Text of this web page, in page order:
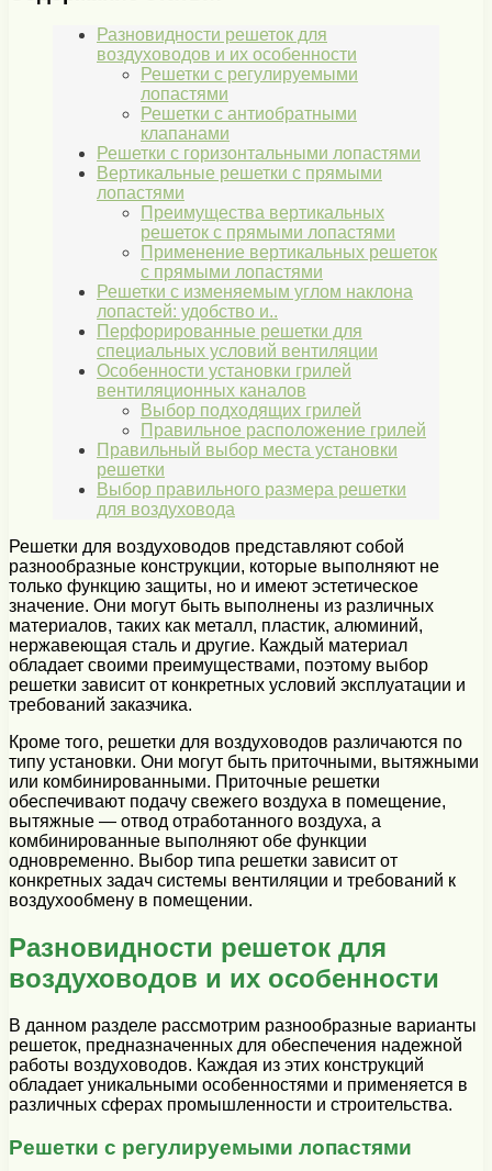
Разновидности решеток для
воздуховодов и их особенности
Решетки с регулируемыми
лопастями
Решетки с антиобратными
клапанами
Решетки с горизонтальными лопастями
Вертикальные решетки с прямыми
лопастями
Преимущества вертикальных
решеток с прямыми лопастями
Применение вертикальных решеток
с прямыми лопастями
Решетки с изменяемым углом наклона
лопастей: удобство и..
Перфорированные решетки для
специальных условий вентиляции
Особенности установки грилей
вентиляционных каналов
Выбор подходящих грилей
Правильное расположение грилей
Правильный выбор места установки
решетки
Выбор правильного размера решетки
для воздуховода
Решетки для воздуховодов представляют собой
разнообразные конструкции, которые выполняют не
только функцию защиты, но и имеют эстетическое
значение. Они могут быть выполнены из различных
материалов, таких как металл, пластик, алюминий,
нержавеющая сталь и другие. Каждый материал
обладает своими преимуществами, поэтому выбор
решетки зависит от конкретных условий эксплуатации и
требований заказчика.
Кроме того, решетки для воздуховодов различаются по
типу установки. Они могут быть приточными, вытяжными
или комбинированными. Приточные решетки
обеспечивают подачу свежего воздуха в помещение,
вытяжные — отвод отработанного воздуха, а
комбинированные выполняют обе функции
одновременно. Выбор типа решетки зависит от
конкретных задач системы вентиляции и требований к
воздухообмену в помещении.
Разновидности решеток для
воздуховодов и их особенности
В данном разделе рассмотрим разнообразные варианты
решеток, предназначенных для обеспечения надежной
работы воздуховодов. Каждая из этих конструкций
обладает уникальными особенностями и применяется в
различных сферах промышленности и строительства.
Решетки с регулируемыми лопастями